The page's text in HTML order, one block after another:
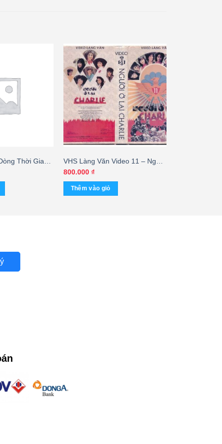
Thời Gian
VHS Làng Văn Video 11 – Người
Ở Lại Charlie
800.000 ₫
Thêm vào giỏ